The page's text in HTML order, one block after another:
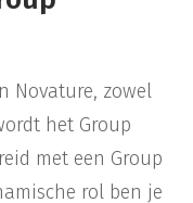
Novature, zowel
het Group
met een Group
rol ben je